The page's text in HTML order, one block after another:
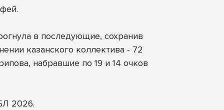
в последующие, сохранив
казанского коллектива - 72
набравшие по 19 и 14 очков
2026.